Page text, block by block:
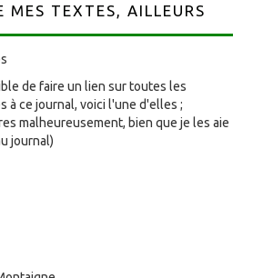
MES TEXTES, AILLEURS
de faire un lien sur toutes les
à ce journal, voici l'une d'elles ;
malheureusement, bien que je les aie
journal)